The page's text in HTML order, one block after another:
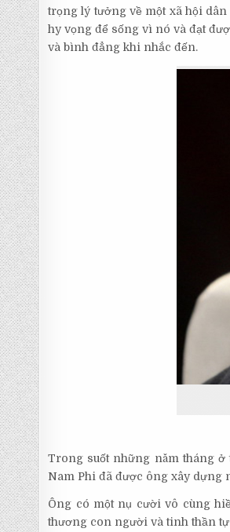
trọng lý tưởng về một xã hội
hy vọng để sống vì nó và đạt
và bình đẳng khi nhắc đến.
Trong suốt những năm tháng ở
Nam Phi đã được ông xây dựng
Ông có một nụ cười vô cùng
thương con người và tinh thần